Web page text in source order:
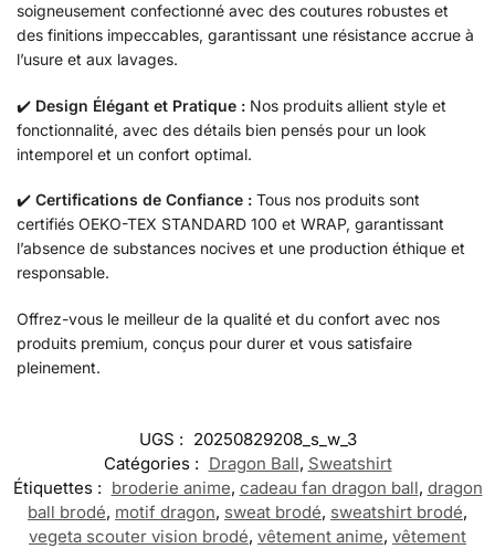
soigneusement confectionné avec des coutures robustes et
des finitions impeccables, garantissant une résistance accrue à
l’usure et aux lavages.
✔️ Design Élégant et Pratique : Nos produits allient style et
fonctionnalité, avec des détails bien pensés pour un look
intemporel et un confort optimal.
✔️ Certifications de Confiance : Tous nos produits sont
certifiés OEKO-TEX STANDARD 100 et WRAP, garantissant
l’absence de substances nocives et une production éthique et
responsable.
Offrez-vous le meilleur de la qualité et du confort avec nos
produits premium, conçus pour durer et vous satisfaire
pleinement.
UGS : 20250829208_s_w_3
Catégories : Dragon Ball, Sweatshirt
Étiquettes : broderie anime, cadeau fan dragon ball, dragon
ball brodé, motif dragon, sweat brodé, sweatshirt brodé,
vegeta scouter vision brodé, vêtement anime, vêtement